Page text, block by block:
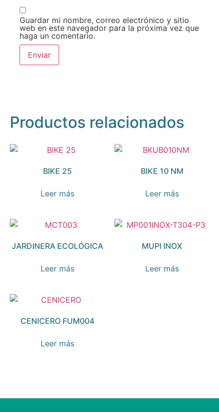
Guardar mi nombre, correo electrónico y sitio
web en este navegador para la próxima vez que
haga un comentario.
Productos relacionados
BIKE 25
Leer más
BIKE 10 NM
Leer más
JARDINERA ECOLÓGICA
Leer más
MUPI INOX
Leer más
CENICERO FUM004
Leer más